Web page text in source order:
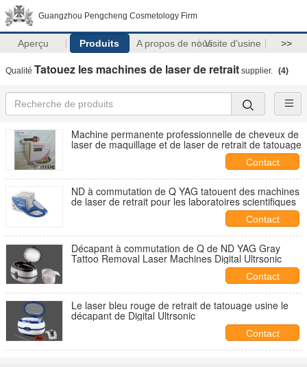
Guangzhou Pengcheng Cosmetology Firm
Aperçu Produits A propos de nousVisite d'usine >>
Qualité Tatouez les machines de laser de retrait supplier. (4)
Machine permanente professionnelle de cheveux de
laser de maquillage et de laser de retrait de tatouage
Contact
ND à commutation de Q YAG tatouent des machines
de laser de retrait pour les laboratoires scientifiques
Contact
Décapant à commutation de Q de ND YAG Gray
Tattoo Removal Laser Machines Digital Ultrsonic
Contact
Le laser bleu rouge de retrait de tatouage usine le
décapant de Digital Ultrsonic
Contact